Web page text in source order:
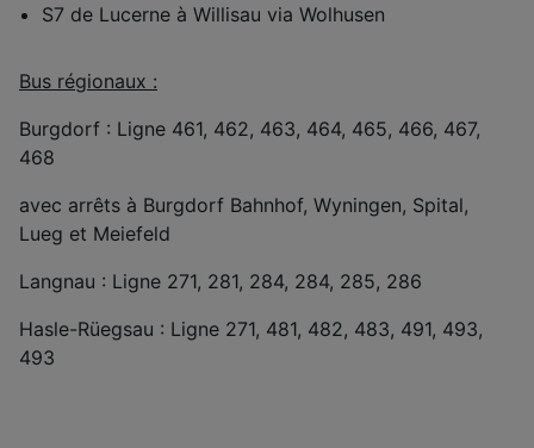
S7 de Lucerne à Willisau via Wolhusen
Bus régionaux :
Burgdorf : Ligne 461, 462, 463, 464, 465, 466, 467,
468
avec arrêts à Burgdorf Bahnhof, Wyningen, Spital,
Lueg et Meiefeld
Langnau : Ligne 271, 281, 284, 284, 285, 286
Hasle-Rüegsau : Ligne 271, 481, 482, 483, 491, 493,
493